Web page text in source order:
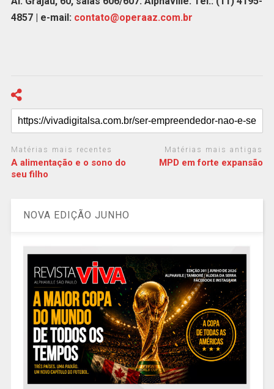
4857 | e-mail: contato@operaaz.com.br
Matérias mais recentes
A alimentação e o sono do
seu filho
Matérias mais antigas
MPD em forte expansão
NOVA EDIÇÃO JUNHO